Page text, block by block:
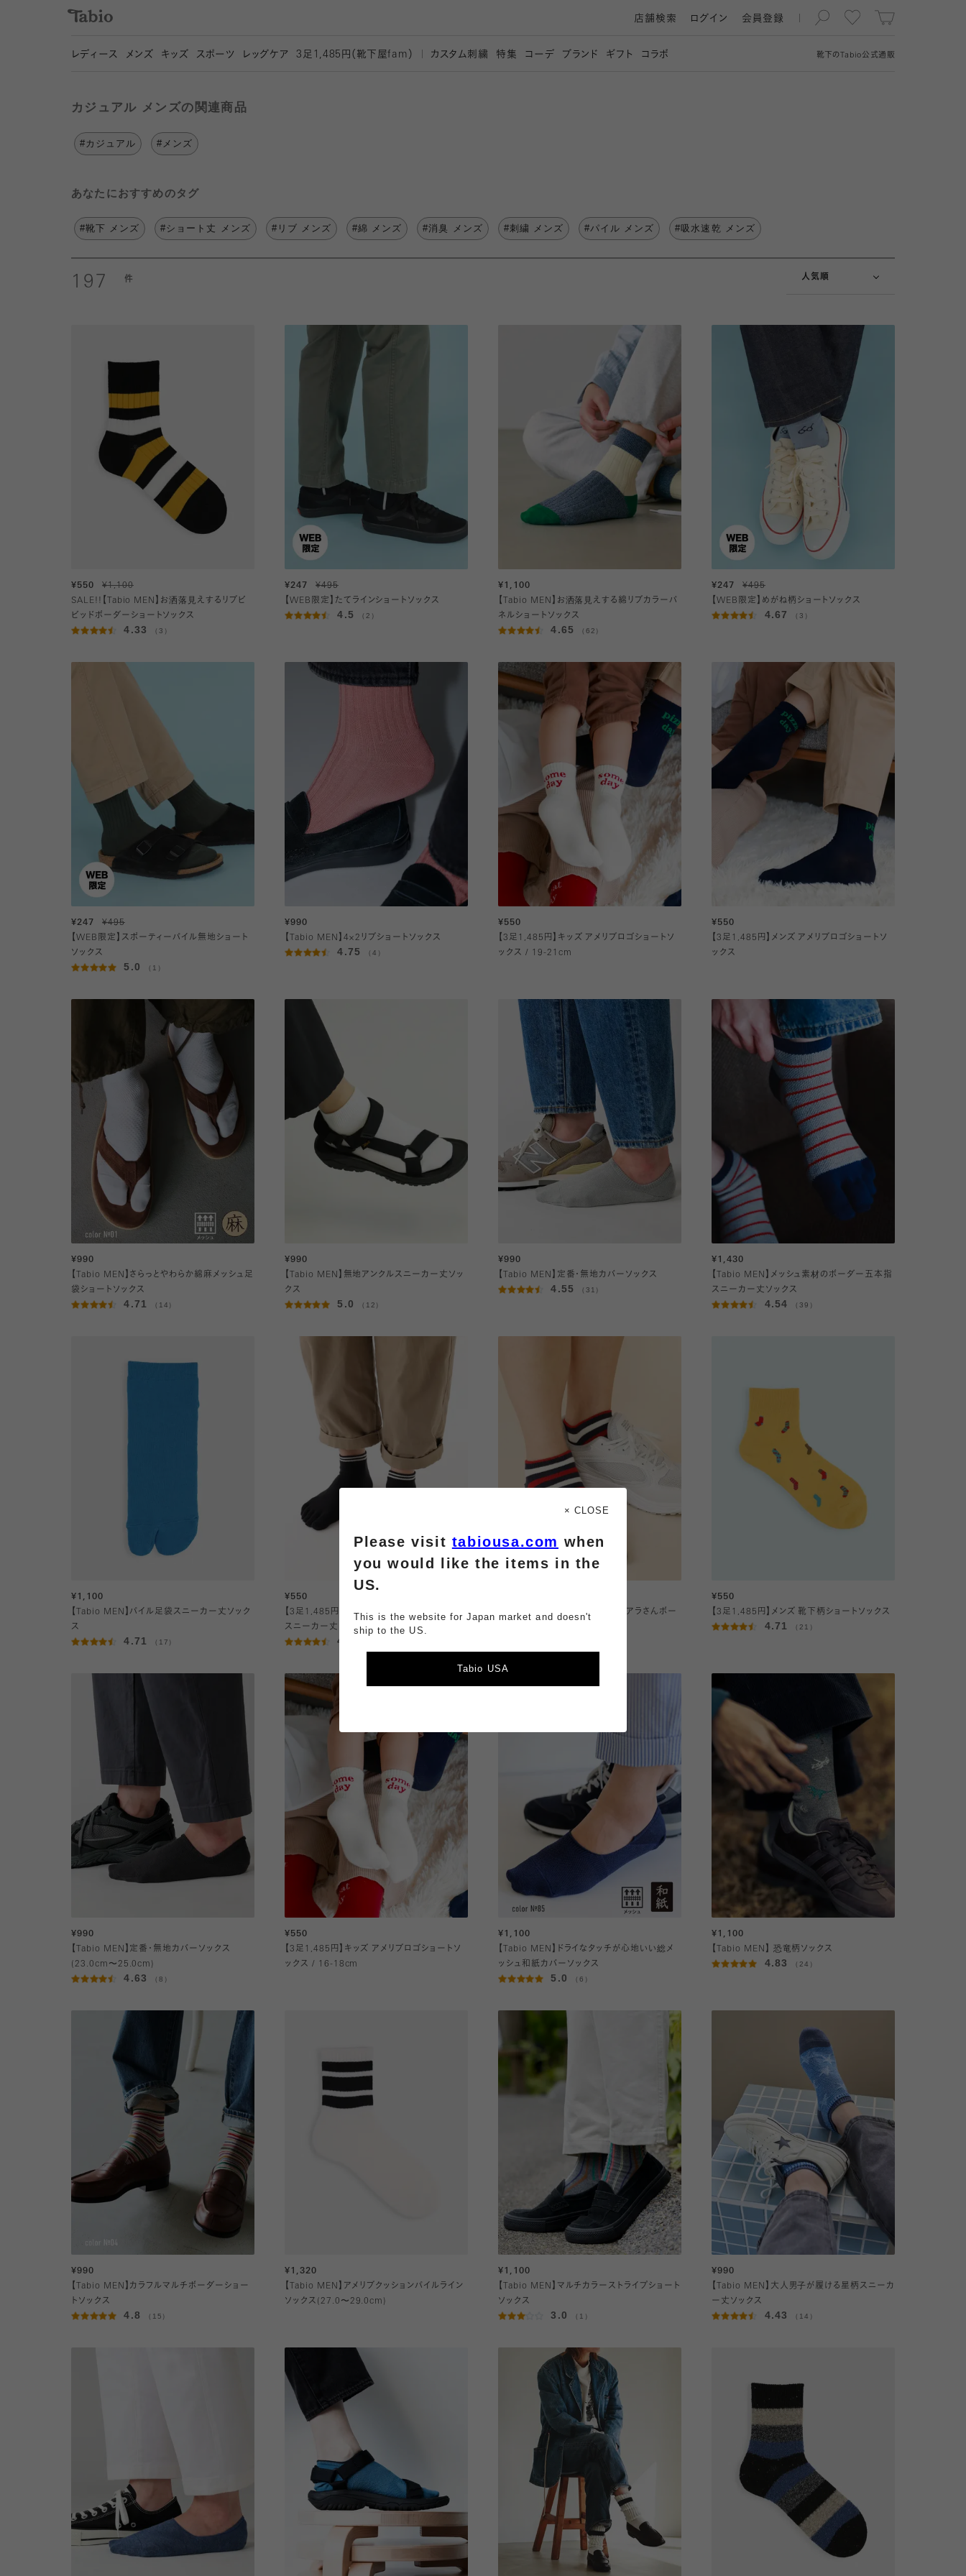
靴下の Tabio公式通販
店舗検索 ログイン 会員登録
レディース メンズ キッズ スポーツ レッグケア 3 足1,485円（靴下屋fam） カスタム刺繍 特集 コーデ ブランド ギフト コラボ
カジュアル メンズの関連商品
#カジュアル #メンズ
あなたにおすすめのタグ
#靴下 メンズ #ショート丈 メンズ #リブ メンズ #綿 メンズ #消臭 メンズ #刺繍 メンズ #パイル メンズ #吸水速乾 メンズ
197 人気順
価格が高い順
¥550
¥1,100
SALE!!【Tabio MEN】お洒落見えするリブビ
ビッドボーダーショートソックス
4.33 （3）
¥247
¥495
【WEB限定】たてラインショートソックス
4.5 （2）
¥1,100
【Tabio MEN】お洒落見えする綿リブカラーパ
ネルショートソックス
4.65 （62）
¥247
¥495
【WEB限定】めがね柄ショートソックス
4.67 （3）
¥247
¥495
【WEB限定】スポーティーパイル無地ショート
ソックス
5.0 （1）
¥990
【Tabio MEN】4×2リブショートソックス
4.75 （4）
¥550
【3足1,485円】キッズ アメリブロゴショートソ
ックス / 19-21cm
¥550
【3足1,485円】メンズ アメリブロゴショートソ
ックス
¥990
【Tabio MEN】さらっとやわらか綿麻メッシュ足
袋ショートソックス
4.71 （14）
¥990
【Tabio MEN】無地アンクルスニーカー丈ソッ
クス
5.0 （12）
¥990
【Tabio MEN】定番・無地カバーソックス
4.55 （31）
¥1,430
【Tabio MEN】メッシュ素材のボーダー五本指
スニーカー丈ソックス
4.54 （39）
¥1,100
【Tabio MEN】パイル足袋スニーカー丈ソック
ス
4.71 （17）
¥550
【3足1,485円】メンズ 五本指履き口2本ライン
スニーカー丈ソックス
4.44
【3足1,485円】メンズ ブタさんコアラさんボー
¥550
【3足1,485円】メンズ 靴下柄ショートソックス
4.71 （21）
¥990
【Tabio MEN】定番・無地カバーソックス
(23.0cm〜25.0cm)
4.63 （8）
¥550
【3足1,485円】キッズ アメリブロゴショートソ
ックス / 16-18cm
¥1,100
【Tabio MEN】ドライなタッチが心地いい総メ
ッシュ和紙カバーソックス
5.0 （6）
¥1,100
【Tabio MEN】 恐竜柄ソックス
4.83 （24）
¥990
【Tabio MEN】カラフルマルチボーダーショー
トソックス
4.8 （15）
¥1,320
【Tabio MEN】アメリブクッションパイルライン
ソックス(27.0〜29.0cm)
¥1,100
【Tabio MEN】マルチカラーストライプショート
ソックス
3.0 （1）
¥990
【Tabio MEN】大人男子が履ける星柄スニーカ
ー丈ソックス
4.43 （14）
× CLOSE
Please visit tabiousa.com when
you would like the items in the
US.
This is the website for Japan market and doesn't
ship to the US.
Tabio USA